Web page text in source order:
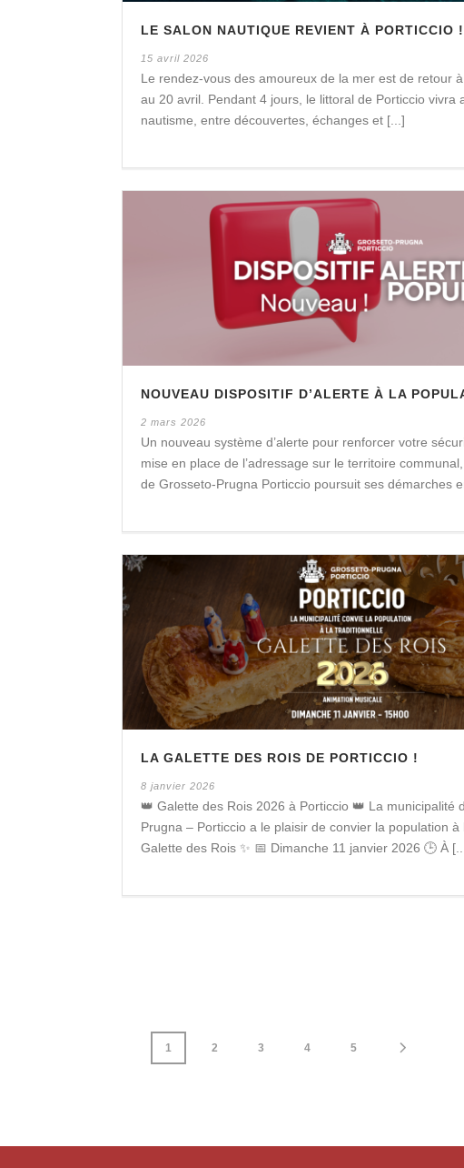
LE SALON NAUTIQUE REVIENT À PORTICCIO !
15 avril 2026
Le rendez-vous des amoureux de la mer est de retour
au 20 avril. Pendant 4 jours, le littoral de Porticcio vivra
nautisme, entre découvertes, échanges et [...]
NOUVEAU DISPOSITIF D’ALERTE À LA
2 mars 2026
Un nouveau système d’alerte pour renforcer votre
mise en place de l’adressage sur le territoire
de Grosseto-Prugna Porticcio poursuit ses démarches
LA GALETTE DES ROIS DE PORTICCIO !
8 janvier 2026
👑 Galette des Rois 2026 à Porticcio 👑 La municipalité
Prugna – Porticcio a le plaisir de convier la population à
Galette des Rois ✨ 📅 Dimanche 11 janvier 2026 🕒 À
1 2 3 4 5